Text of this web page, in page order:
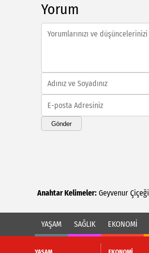
Yorum
Gönder
Anahtar Kelimeler: Geyvenur Çiçeği
YAŞAM SAĞLIK EKONOMİ